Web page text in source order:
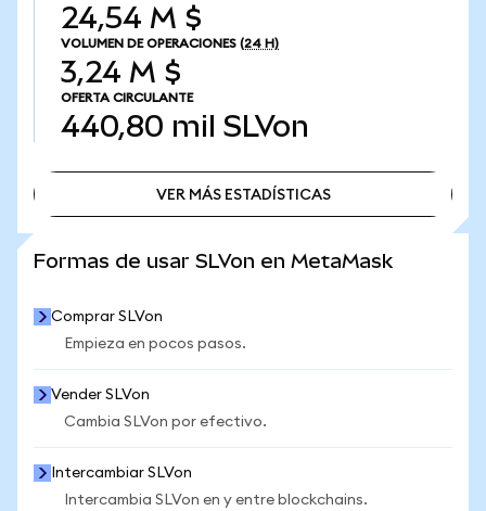
24,54 M $
VOLUMEN DE OPERACIONES (24 H)
3,24 M $
OFERTA CIRCULANTE
440,80 mil SLVon
VER MÁS ESTADÍSTICAS
Formas de usar SLVon en MetaMask
Comprar SLVon
Empieza en pocos pasos.
Vender SLVon
Cambia SLVon por efectivo.
Intercambiar SLVon
Intercambia SLVon en y entre blockchains.